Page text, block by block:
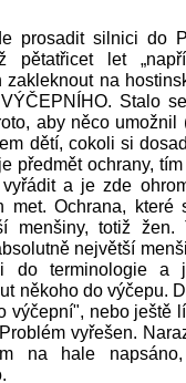
prosadit silnici do
pětatřicet let
na
Stalo
aby něco umožnil
dětí, cokoli si
předmět ochrany,
a je zde
met. Ochrana, které
menšiny, totiž
největší
do terminologie a
někoho do výčepu.
výčepní", nebo ještě
vyřešen.
na hale